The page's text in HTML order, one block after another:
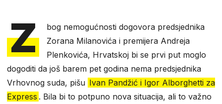
Z
bog nemogućnosti dogovora predsjednika
Zorana Milanovića i premijera Andreja
Plenkovića, Hrvatskoj bi se prvi put moglo
dogoditi da još barem pet godina nema predsjednika
Vrhovnog suda, pišu Ivan Pandžić i Igor Alborghetti za
Express . Bila bi to potpuno nova situacija, ali to važno